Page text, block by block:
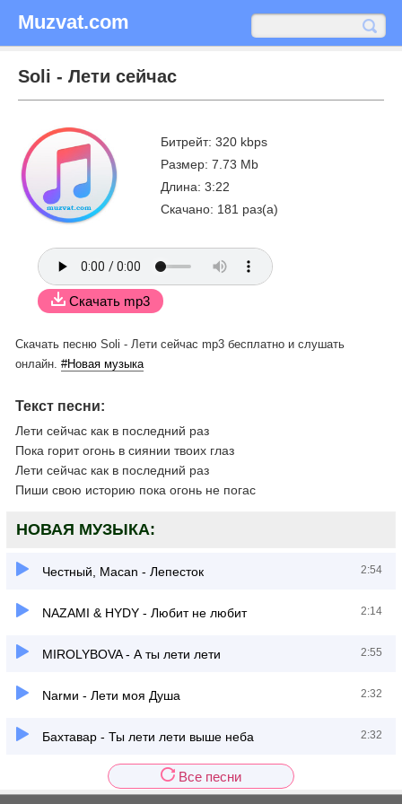
Muzvat.com
Soli - Лети сейчас
Битрейт: 320 kbps
Размер: 7.73 Mb
Длина: 3:22
Скачано: 181 раз(а)
Скачать mp3
Скачать песню Soli - Лети сейчас mp3 бесплатно и слушать
онлайн. #Новая музыка
Текст песни:
Лети сейчас как в последний раз
Пока горит огонь в сиянии твоих глаз
Лети сейчас как в последний раз
Пиши свою историю пока огонь не погас
НОВАЯ МУЗЫКА:
Честный, Macan - Лепесток 2:54
NAZAMI & HYDY - Любит не любит 2:14
MIROLYBOVA - А ты лети лети 2:55
Narми - Лети моя Душа 2:32
Бахтавар - Ты лети лети выше неба 2:32
Все песни